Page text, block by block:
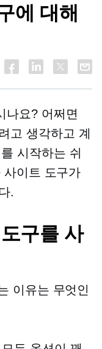
에 대해
나요? 어쩌면
고 생각하고 계
시작하는 쉬
사이트 도구가
.
구를 사
이유는 무엇인